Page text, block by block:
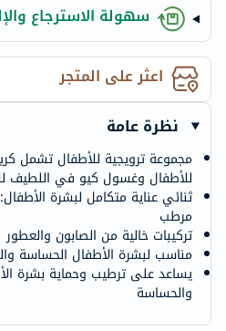
سهولة الاسترجاع
اعثر على المتجر
نظرة عامة
مجموعة ترويجية للأطفال تشمل
للأطفال وغسول كيو في اللطيف
ثنائي عناية متكامل لبشرة
مرطب
تركيبات خالية من الصابون والعطور
مناسب لبشرة الأطفال الحساسة
يساعد على ترطيب وحماية بشرة
والحساسة